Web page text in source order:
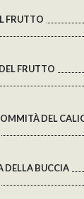
FRUTTO
FRUTTO
DEL
DELLA BUCCIA